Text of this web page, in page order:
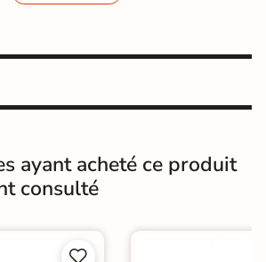
1er Choix
Coller
ayant acheté ce produit
consulté

